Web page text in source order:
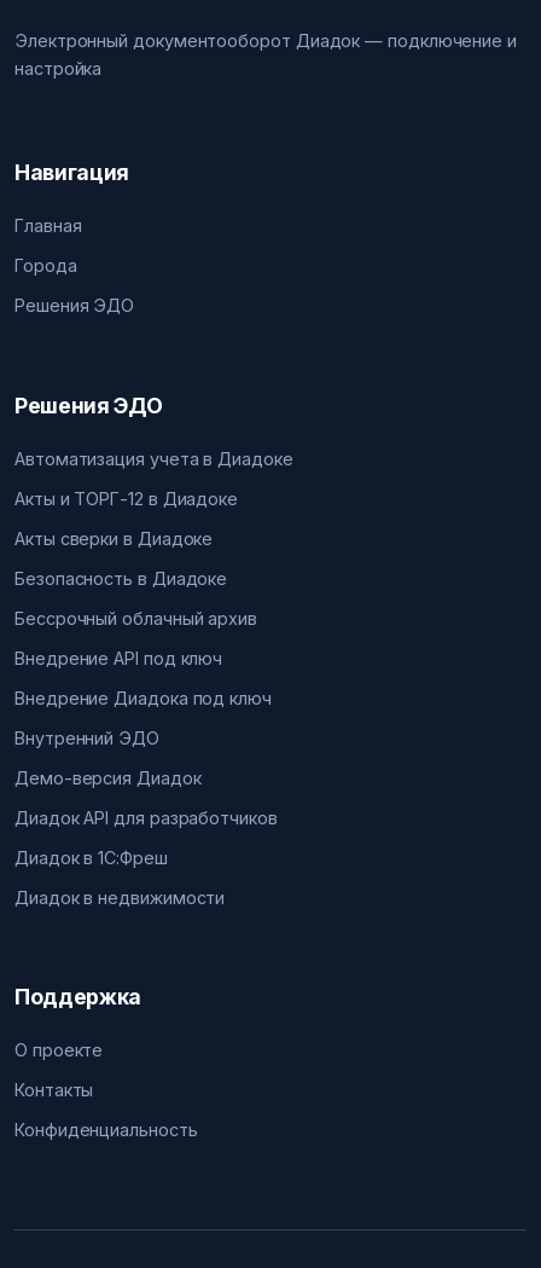
Электронный документооборот Диадок — подключение и
настройка
Навигация
Главная
Города
Решения ЭДО
Решения ЭДО
Автоматизация учета в Диадоке
Акты и ТОРГ-12 в Диадоке
Акты сверки в Диадоке
Безопасность в Диадоке
Бессрочный облачный архив
Внедрение API под ключ
Внедрение Диадока под ключ
Внутренний ЭДО
Демо-версия Диадок
Диадок API для разработчиков
Диадок в 1С:Фреш
Диадок в недвижимости
Поддержка
О проекте
Контакты
Конфиденциальность